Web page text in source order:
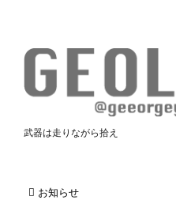
武器は走りながら拾え
お知らせ